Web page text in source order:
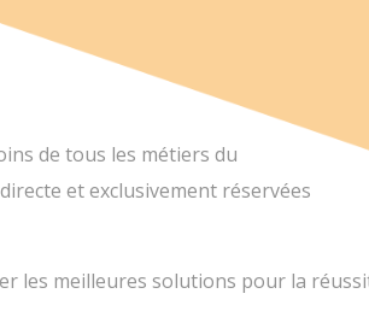
de tous les métiers du
et exclusivement réservées
les meilleures solutions pour la